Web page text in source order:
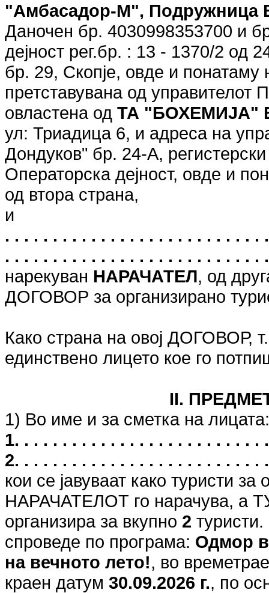
"Амбасадор-М", Подружница
Даночен бр. 4030998353700 и
дејност рег.бр. : 13 - 1370/2 од
бр. 29, Скопје, овде и понатаму
претставувана од управителот
овластена од ТА "БОХЕМИЈА"
ул: Триадица 6, и адреса на
Дондуков" бр. 24-А,
Операторска дејност, овде и
од втора страна,
и
. . . . . . . . . . . . . . . . . . . . . . . . . .
. . . . . . . . . . . . . . . . . . . . . . . . . . .
нарекуван НАРАЧАТЕЛ, од
ДОГОВОР за организирано
Како страна на овој ДОГОВОР,
единствено лицето кое го
II.
1) Во име и за сметка на лицата:
1. . . . . . . . . . . . . . . . . . . . . . . . . .
2. . . . . . . . . . . . . . . . . . . . . . . . . .
кои се јавуваат како туристи
НАРАЧАТЕЛОТ го нарачува, а
организира за вкупно 2
спроведе по програма: Одмор
на вечното лето!, во
краен датум 30.09.2026 г., по